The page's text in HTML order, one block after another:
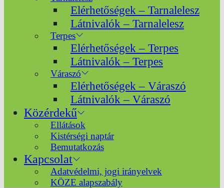
Elérhetőségek – Tarnalelesz
Látnivalók – Tarnalelesz
Terpes
Elérhetőségek – Terpes
Látnivalók – Terpes
Váraszó
Elérhetőségek – Váraszó
Látnivalók – Váraszó
Közérdekű
Ellátások
Kistérségi naptár
Bemutatkozás
Kapcsolat
Adatvédelmi, jogi irányelvek
KÖZE alapszabály